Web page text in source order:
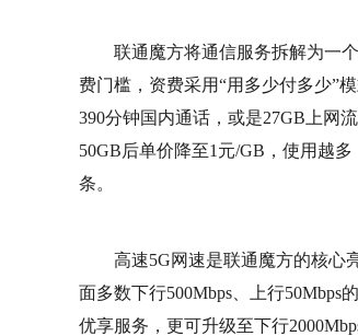
联通魔方将通信服务拆解为一
费门槛，资费采用“用多少付多少”
390分钟国内通话，或是27GB上网
50GB后单价降至1元/GB，使用越
条。
高速5G网速是联通魔方的核心
面多数下行500Mbps、上行50Mbps
优享服务，更可升级至下行